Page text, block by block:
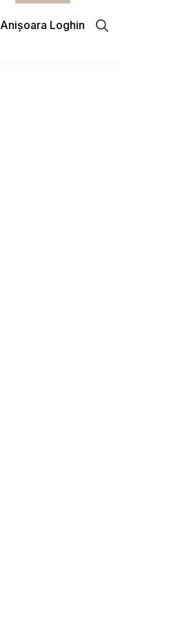
Anișoara Loghin